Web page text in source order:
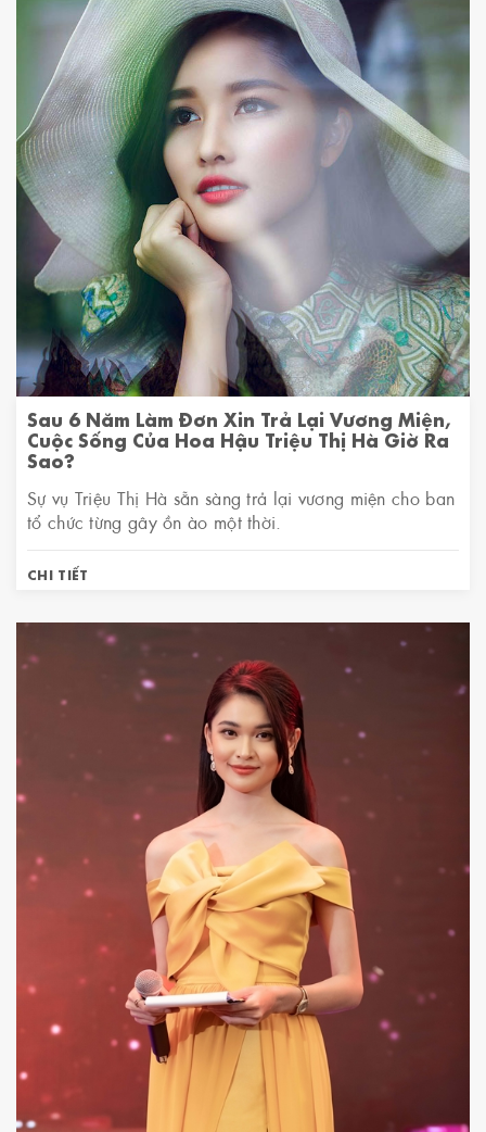
Sau 6 Năm Làm Đơn Xin Trả Lại Vương Miện,
Cuộc Sống Của Hoa Hậu Triệu Thị Hà Giờ Ra
Sao?
Sự vụ Triệu Thị Hà sẵn sàng trả lại vương miện cho ban
tổ chức từng gây ồn ào một thời.
CHI TIẾT